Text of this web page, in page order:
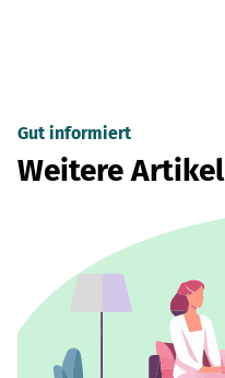
Gut informiert
Weitere Artikel